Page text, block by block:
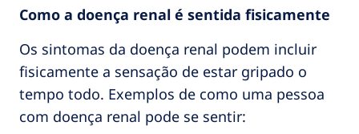
Como a doença renal é sentida fisicamente
Os sintomas da doença renal podem incluir
fisicamente a sensação de estar gripado o
tempo todo. Exemplos de como uma pessoa
com doença renal pode se sentir: